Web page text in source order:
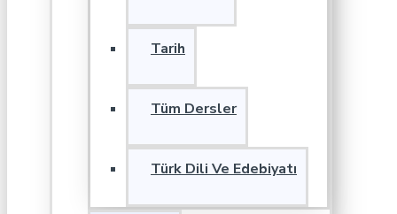
Tarih
Tüm Dersler
Türk Dili Ve Edebiyatı